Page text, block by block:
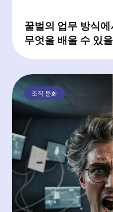
꿀벌의 업무 방식
무엇을 배울 수 있
조직 문화